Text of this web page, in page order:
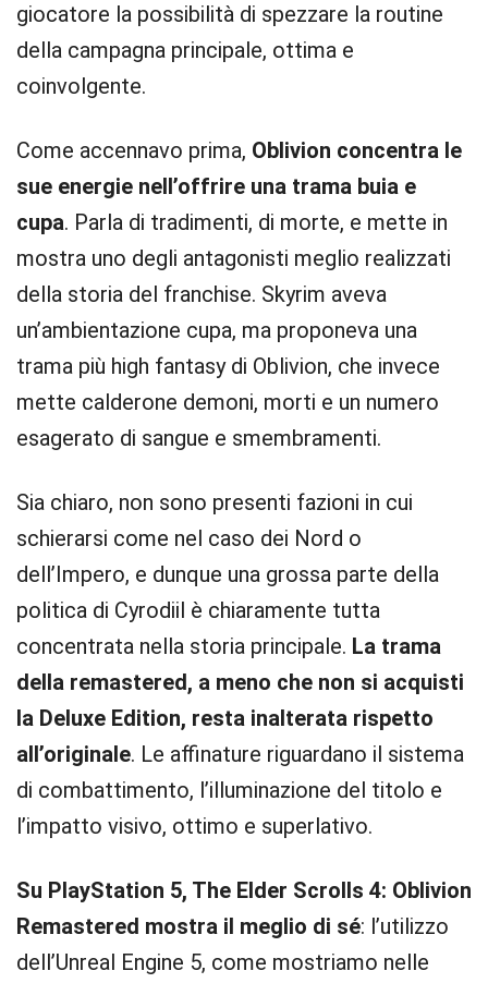
giocatore la possibilità di spezzare la routine
della campagna principale, ottima e
coinvolgente.
Come accennavo prima, Oblivion concentra le
sue energie nell’offrire una trama buia e
cupa. Parla di tradimenti, di morte, e mette in
mostra uno degli antagonisti meglio realizzati
della storia del franchise. Skyrim aveva
un’ambientazione cupa, ma proponeva una
trama più high fantasy di Oblivion, che invece
mette calderone demoni, morti e un numero
esagerato di sangue e smembramenti.
Sia chiaro, non sono presenti fazioni in cui
schierarsi come nel caso dei Nord o
dell’Impero, e dunque una grossa parte della
politica di Cyrodiil è chiaramente tutta
concentrata nella storia principale. La trama
della remastered, a meno che non si acquisti
la Deluxe Edition, resta inalterata rispetto
all’originale. Le affinature riguardano il sistema
di combattimento, l’illuminazione del titolo e
l’impatto visivo, ottimo e superlativo.
Su PlayStation 5, The Elder Scrolls 4: Oblivion
Remastered mostra il meglio di sé: l’utilizzo
dell’Unreal Engine 5, come mostriamo nelle